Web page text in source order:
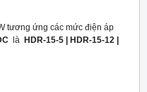
tương ứng các mức điện áp
là HDR-15-5 | HDR-15-12 |